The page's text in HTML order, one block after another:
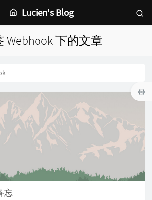
Lucien's Blog
Webhook 下的文章
忘